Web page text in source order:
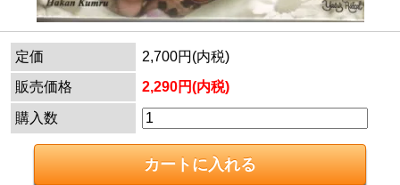
定価
2,700円(内税)
販売価格
2,290円(内税)
購入数